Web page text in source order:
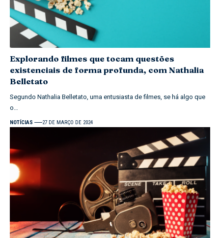
Explorando filmes que tocam questões
existenciais de forma profunda, com Nathalia
Belletato
Segundo Nathalia Belletato, uma entusiasta de filmes, se há algo que
o…
NOTÍCIAS 27 DE MARÇO DE 2024